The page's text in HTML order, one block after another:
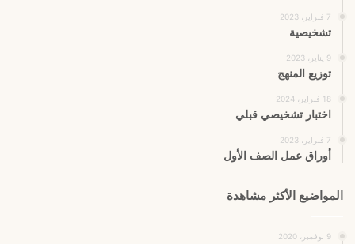
7 فبراير، 2023
تشخيصية
9 يناير، 2023
توزيع المنهج
18 فبراير، 2024
اختبار تشخيصي قبلي
7 فبراير، 2023
أوراق عمل الصف الأول
المواضيع الأكثر مشاهدة
9 نوفمبر، 2020